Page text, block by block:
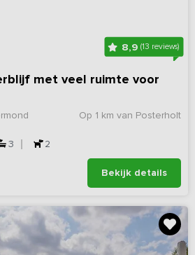
8,9(13 reviews)
met veel ruimte voor
Op 1 km van Posterholt
3 2
Bekijk details